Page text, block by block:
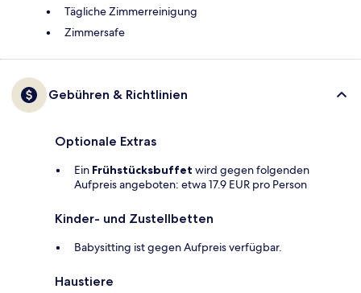
Tägliche Zimmerreinigung
Zimmersafe
Gebühren & Richtlinien
Optionale Extras
Ein Frühstücksbuffet wird gegen folgenden
Aufpreis angeboten: etwa 17.9 EUR pro Person
Kinder- und Zustellbetten
Babysitting ist gegen Aufpreis verfügbar.
Haustiere